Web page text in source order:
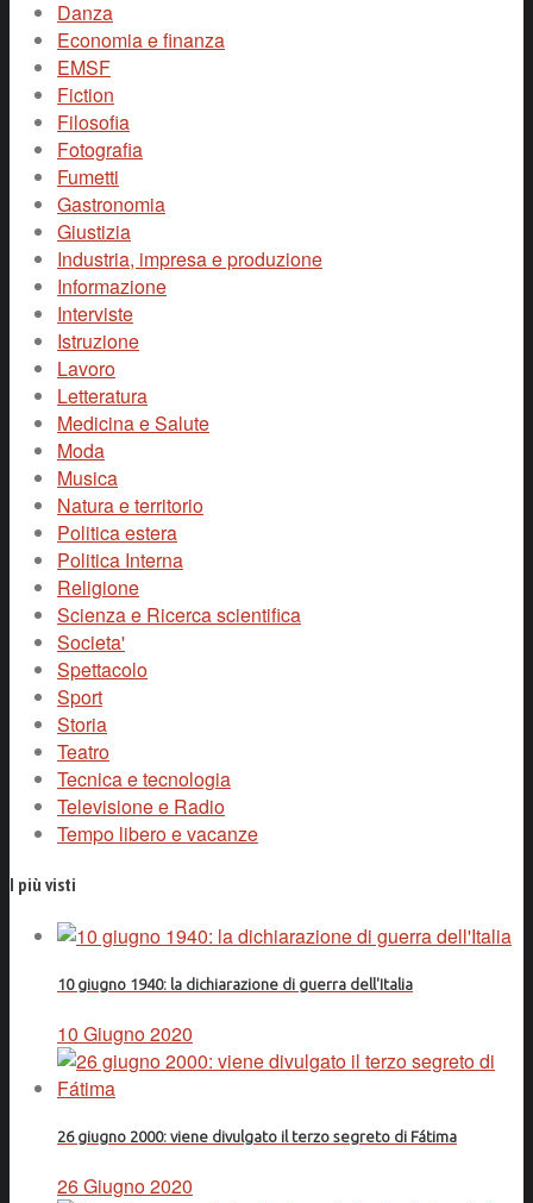
Danza
Economia e finanza
EMSF
Fiction
Filosofia
Fotografia
Fumetti
Gastronomia
Giustizia
Industria, impresa e produzione
Informazione
Interviste
Istruzione
Lavoro
Letteratura
Medicina e Salute
Moda
Musica
Natura e territorio
Politica estera
Politica Interna
Religione
Scienza e Ricerca scientifica
Societa'
Spettacolo
Sport
Storia
Teatro
Tecnica e tecnologia
Televisione e Radio
Tempo libero e vacanze
I più visti
10 giugno 1940: la dichiarazione di guerra dell'Italia
10 Giugno 2020
26 giugno 2000: viene divulgato il terzo segreto di Fátima
26 Giugno 2020